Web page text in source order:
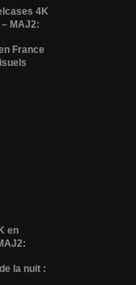
4K
MAJ2:
France
en
la nuit :